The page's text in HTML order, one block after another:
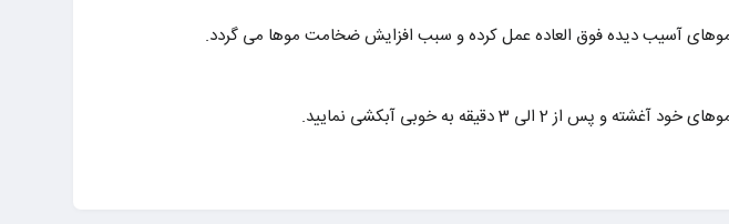
موهای آسیب دیده فوق العاده عمل کرده و سبب افزایش ضخامت موها می گردد.
3 دقیقه به خوبی آبکشی نمایید.